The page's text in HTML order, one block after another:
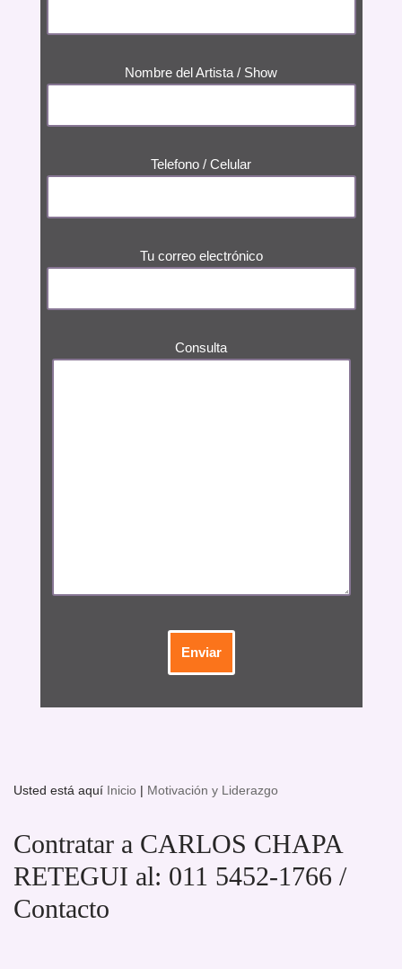
Nombre del Artista / Show
Telefono / Celular
Tu correo electrónico
Consulta
Usted está aquí Inicio | Motivación y Liderazgo
Contratar a CARLOS CHAPA
RETEGUI al: 011 5452-1766 /
Contacto